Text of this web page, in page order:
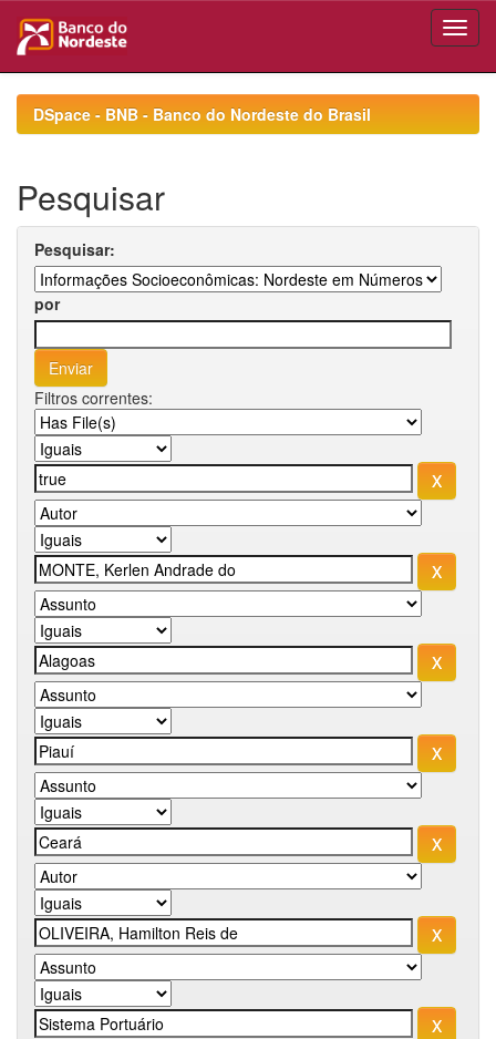
navigationDSpace - BNB - Banco do Nordeste do Brasil
Pesquisar
Pesquisar:
por
Filtros correntes: